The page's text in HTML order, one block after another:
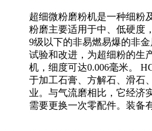
超细微粉磨粉机是一种细粉
粉磨主要适用于中、低硬度
9级以下的非易燃易爆的非
试验和改进，为超细粉的生
机，细度可达0.006毫米。
于加工石膏、方解石、滑石
业。与气流磨相比，它经济
需要更换一次零配件。装备